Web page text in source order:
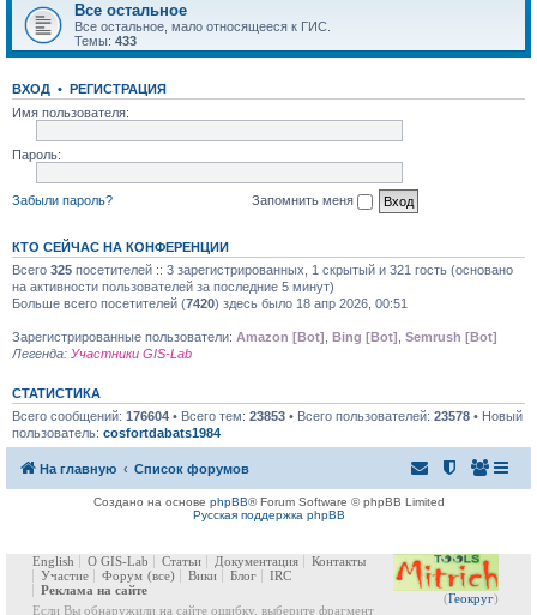
Все остальное
Все остальное, мало относящееся к ГИС.
Темы: 433
ВХОД • РЕГИСТРАЦИЯ
Имя пользователя:
Пароль:
Забыли пароль? Запомнить меня
КТО СЕЙЧАС НА КОНФЕРЕНЦИИ
Всего 325 посетителей :: 3 зарегистрированных, 1 скрытый и 321 гость (основано
на активности пользователей за последние 5 минут)
Больше всего посетителей (7420) здесь было 18 апр 2026, 00:51
Зарегистрированные пользователи: Amazon [Bot] Bing [Bot] Semrush [Bot]
Легенда: Участники GIS-Lab
СТАТИСТИКА
Всего сообщений: 176604 • Всего тем: 23853 • Всего пользователей: 23578 • Новый
пользователь: cosfortdabats1984
На главную Список форумов
Создано на основе phpBB® Forum Software © phpBB Limited
Русская поддержка phpBB
(Геокруг)
English О GIS-Lab Статьи Документация
Контакты
Участие
Форум (все) Вики Блог
IRC
Реклама на сайте
Если Вы обнаружили на сайте ошибку, выберите фрагмент